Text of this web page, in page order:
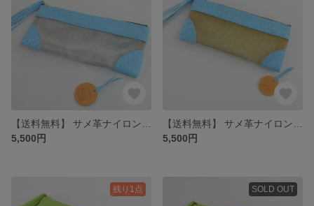
5,500円
5,500円
残り1点 SOLD OUT